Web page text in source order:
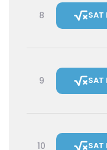
8
9
10